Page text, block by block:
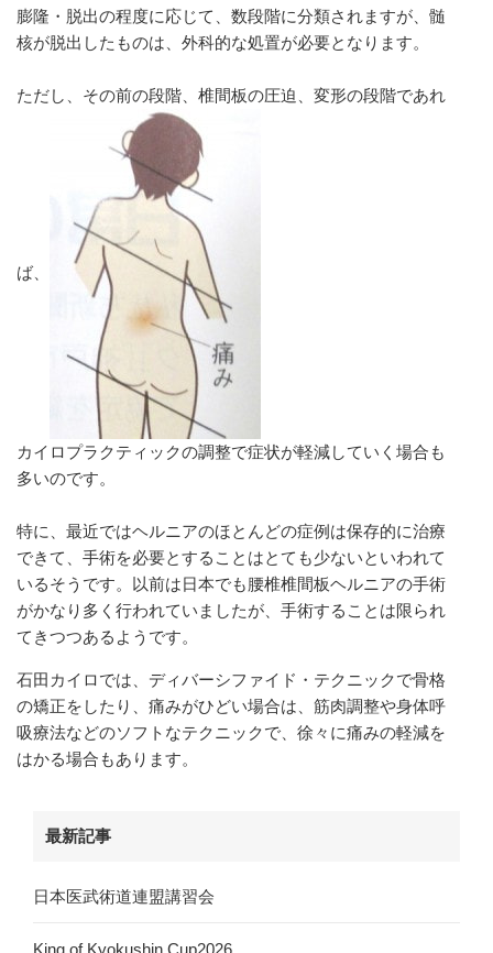
膨隆・脱出の程度に応じて、数段階に分類されますが、髄
核が脱出したものは、外科的な処置が必要となります。
ただし、その前の段階、椎間板の圧迫、変形の段階であれ
ば、
カイロプラクティックの調整で症状が軽減していく場合も
多いのです。
特に、最近ではヘルニアのほとんどの症例は保存的に治療
できて、手術を必要とすることはとても少ないといわれて
いるそうです。以前は日本でも腰椎椎間板ヘルニアの手術
がかなり多く行われていましたが、手術することは限られ
てきつつあるようです。
石田カイロでは、ディバーシファイド・テクニックで骨格
の矯正をしたり、痛みがひどい場合は、筋肉調整や身体呼
吸療法などのソフトなテクニックで、徐々に痛みの軽減を
はかる場合もあります。
最新記事
日本医武術道連盟講習会
King of Kyokushin Cup2026